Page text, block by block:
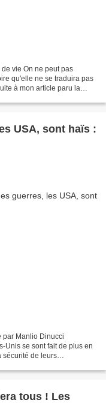
vie On ne peut pas
qu'elle ne se traduira pas
à mon article paru la
USA, sont haïs :
par Manlio Dinucci
Unis se sont fait de plus en
sécurité de leurs
tous ! Les